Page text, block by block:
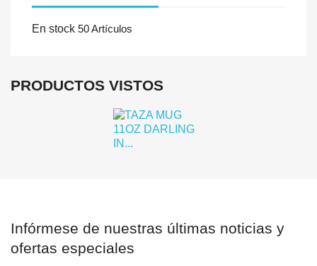
En stock 50 Artículos
PRODUCTOS VISTOS
Infórmese de nuestras últimas noticias y
ofertas especiales
Iniciar sesión